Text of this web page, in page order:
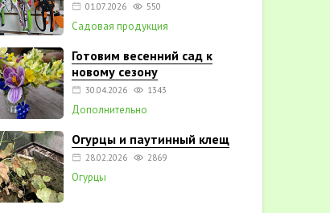
01.07.2026 550
Садовая продукция
Готовим весенний сад к
новому сезону
30.04.2026 1343
Дополнительно
Огурцы и паутинный клещ
28.02.2026 2869
Огурцы